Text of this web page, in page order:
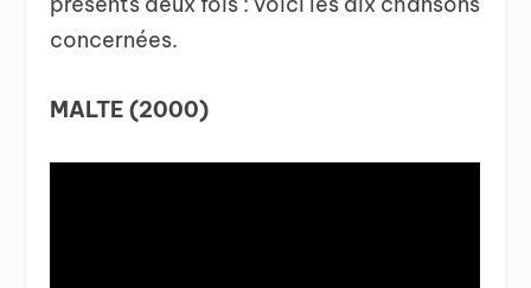
concernées.
MALTE (2000)